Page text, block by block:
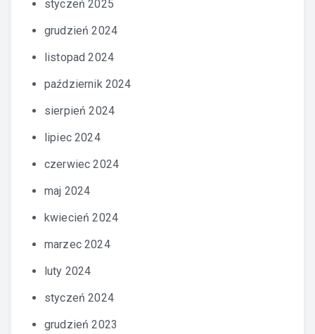
styczeń 2025
grudzień 2024
listopad 2024
październik 2024
sierpień 2024
lipiec 2024
czerwiec 2024
maj 2024
kwiecień 2024
marzec 2024
luty 2024
styczeń 2024
grudzień 2023